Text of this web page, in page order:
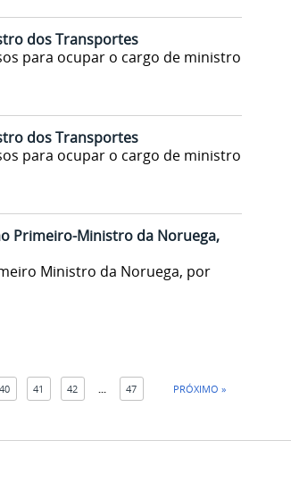
dos Transportes
para ocupar o cargo de ministro
dos Transportes
para ocupar o cargo de ministro
Primeiro-Ministro da Noruega,
Ministro da Noruega, por
40 41 42 47 PRÓXIMO »